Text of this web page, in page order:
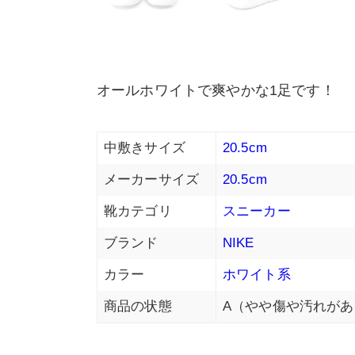
オールホワイトで爽やかな1足です！
中敷きサイズ 20.5cm
メーカーサイズ 20.5cm
靴カテゴリ スニーカー
ブランド NIKE
カラー ホワイト系
商品の状態 A（やや傷や汚れが